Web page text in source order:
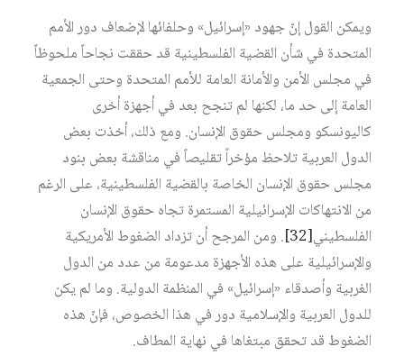
ويمكن القول إنّ جهود «إسرائيل» وحلفائها لإضعاف دور الأمم
المتحدة في شأن القضية الفلسطينية قد حققت نجاحاً ملحوظاً
في مجلس الأمن والأمانة العامة للأمم المتحدة وحتى الجمعية
العامة إلى حد ما، لكنها لم تنجح بعد في أجهزة أخرى
كاليونسكو ومجلس حقوق الإنسان. ومع ذلك، أخذت بعض
الدول العربية تلاحظ مؤخراً تقليصاً في مناقشة بعض بنود
مجلس حقوق الإنسان الخاصة بالقضية الفلسطينية، على الرغم
من الانتهاكات الإسرائيلية المستمرة تجاه حقوق الإنسان
الفلسطيني[32]
. ومن المرجح أن تزداد الضغوط الأمريكية
والإسرائيلية على هذه الأجهزة مدعومة من عدد من الدول
الغربية وأصدقاء «إسرائيل» في المنظمة الدولية. وما لم يكن
للدول العربية والإسلامية دور في هذا الخصوص، فإنّ هذه
الضغوط قد تحقق مبتغاها في نهاية المطاف.